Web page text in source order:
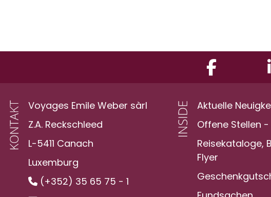
Voyages Emile Weber sàrl
Z.A. Reckschleed
L-5411 Canach
Luxemburg
(+352) 35 65 75 - 1
Aktuelle
Offene Stellen
Reisekataloge,
Flyer